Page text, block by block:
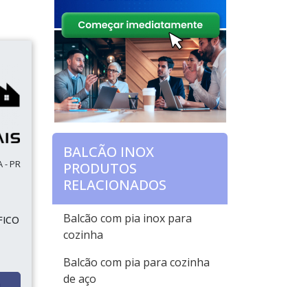
- PR
BALCÃO INOX
PRODUTOS
RELACIONADOS
Balcão com pia inox para
cozinha
Balcão com pia para cozinha
de aço